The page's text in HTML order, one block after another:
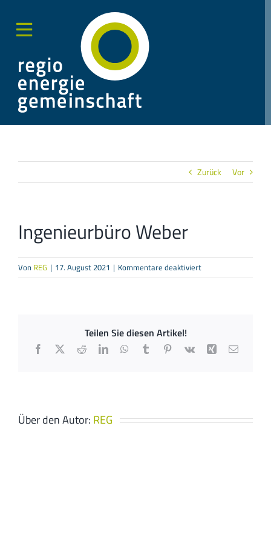
Inhalt
springen
Zurück Vor
Ingenieurbüro Weber
Von REG | 17. August 2021 | Kommentare deaktiviertfür
Ingenieurbüro
Teilen Sie diesen Artikel!
Facebook
X RedditLinkedInWhatsApp
TumblrPinterest
Vk Xing E-
Über den Autor: REG
Sliding